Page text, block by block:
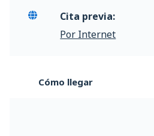
Cita previa:
Por Internet
Cómo llegar